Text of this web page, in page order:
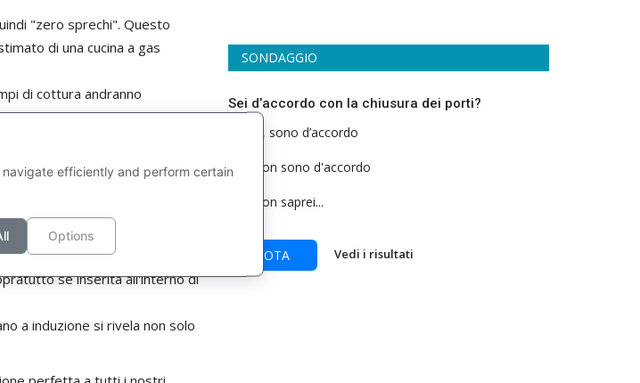
"zero sprechi". Questo
di una cucina a gas
di cottura andranno
da ragazzi, occorre solo un
prevede l'uso di fiamme ma
le pentole, tutta la superficie
al meglio le nostre ricette. Il
se inserita all'interno di
a induzione si rivela non solo
SONDAGGIO
Sei d’accordo con la chiusura dei porti?
Si, sono d’accordo
Non sono d'accordo
Non saprei...
VOTA Vedi i risultati
efficiently and perform certain
Options